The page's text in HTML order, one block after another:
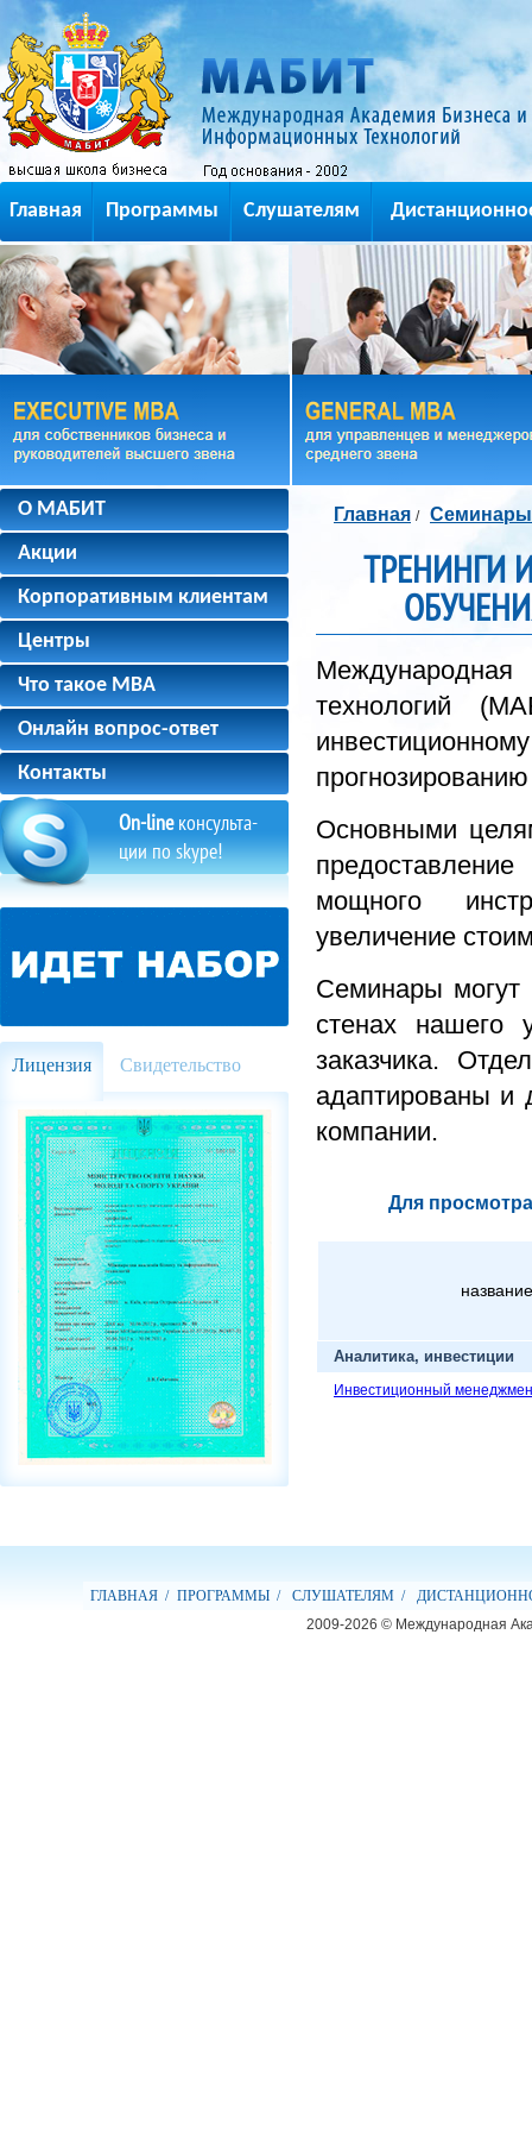
Главная Программы Слушателям
О МАБИТ
Акции
Корпоративным клиентам
Центры
Что такое MBA
Онлайн вопрос-ответ
Контакты
On-lineконсульта-
ции по skype!
Лицензия Свидетельство
Главная / Семинары
ТРЕНИНГИ
технологий
Основными
мощного
увеличение
Семинары
стенах нашего
заказчика.
адаптированы и
компании.
Для
Аналитика, инвестиции
Инвестиционный
ГЛАВНАЯ / ПРОГРАММЫ / СЛУШАТЕЛЯМ /
2009-2026 © Международная